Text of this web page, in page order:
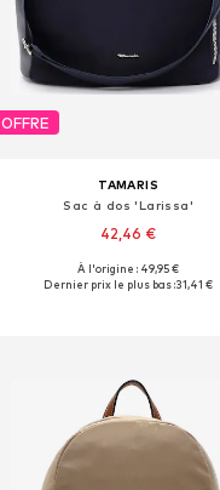
OFFRE
TAMARIS
Sac à dos 'Larissa'
42,46 €
Tailles disponibles: One Size
À l'origine : 49,95 €
Dernier prix le plus bas :31,41 €